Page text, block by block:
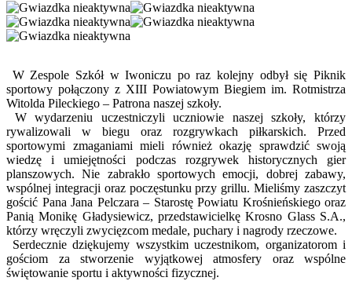
W Zespole Szkół w Iwoniczu po raz kolejny odbył się Piknik
sportowy połączony z XIII Powiatowym Biegiem im. Rotmistrza
Witolda Pileckiego – Patrona naszej szkoły.
W wydarzeniu uczestniczyli uczniowie naszej szkoły, którzy
rywalizowali w biegu oraz rozgrywkach piłkarskich. Przed
sportowymi zmaganiami mieli również okazję sprawdzić swoją
wiedzę i umiejętności podczas rozgrywek historycznych gier
planszowych. Nie zabrakło sportowych emocji, dobrej zabawy,
wspólnej integracji oraz poczęstunku przy grillu. Mieliśmy zaszczyt
gościć Pana Jana Pelczara – Starostę Powiatu Krośnieńskiego oraz
Panią Monikę Gładysiewicz, przedstawicielkę Krosno Glass S.A.,
którzy wręczyli zwycięzcom medale, puchary i nagrody rzeczowe.
Serdecznie dziękujemy wszystkim uczestnikom, organizatorom i
gościom za stworzenie wyjątkowej atmosfery oraz wspólne
świętowanie sportu i aktywności fizycznej.